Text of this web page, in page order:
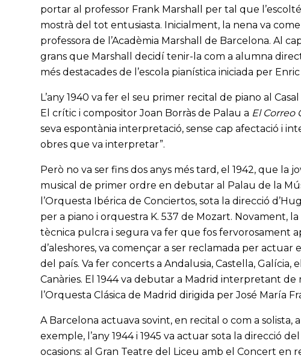
portar al professor Frank Marshall per tal que
mostrà del tot entusiasta. Inicialment, la nena va
professora de l’Acadèmia Marshall de Barcelona. Al
grans que Marshall decidí tenir-la com a alumna
més destacades de l’escola pianística iniciada per
L’any 1940 va fer el seu primer recital de piano al
El crític i compositor Joan Borràs de Palau a El Correo
seva espontània interpretació, sense cap afectació i
obres que va interpretar”.
Però no va ser fins dos anys més tard, el 1942, que la
musical de primer ordre en debutar al Palau de la
l’Orquesta Ibérica de Conciertos, sota la direcció
per a piano i orquestra K. 537 de Mozart. Novament,
tècnica pulcra i segura va fer que fos fervorosament
d’aleshores, va començar a ser reclamada per
del país. Va fer concerts a Andalusia, Castella, Galícia,
Canàries. El 1944 va debutar a Madrid interpretant
l’Orquesta Clásica de Madrid dirigida per José María
A Barcelona actuava sovint, en recital o com a
exemple, l’any 1944 i 1945 va actuar sota la direcció
ocasions: al Gran Teatre del Liceu amb el Concert en